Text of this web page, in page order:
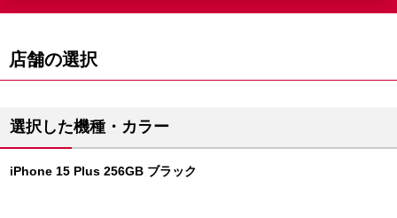
店舗の選択
選択した機種・カラー
iPhone 15 Plus 256GB ブラック